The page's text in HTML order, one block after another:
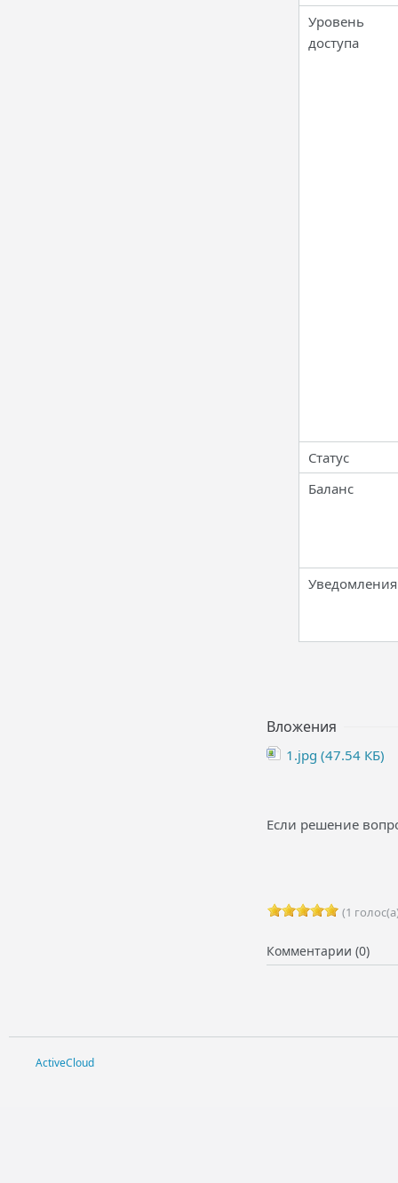
Уровень
доступа
Статус
Баланс
Уведомления
Вложения
1.jpg (47.54 КБ)
Если решение
(1
Комментарии (0)
ActiveCloud